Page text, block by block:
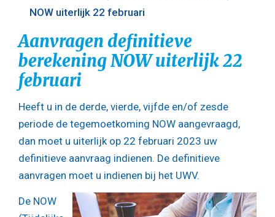
NOW uiterlijk 22 februari
Aanvragen definitieve
berekening NOW uiterlijk 22
februari
Heeft u in de derde, vierde, vijfde en/of zesde
periode de tegemoetkoming NOW aangevraagd,
dan moet u uiterlijk op 22 februari 2023 uw
definitieve aanvraag indienen. De definitieve
aanvragen moet u indienen bij het UWV.
De NOW